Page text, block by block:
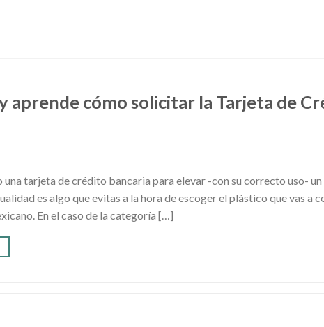
aprende cómo solicitar la Tarjeta de
una tarjeta de crédito bancaria para elevar -con su correcto uso-
es algo que evitas a la hora de escoger el plástico que vas a
En el caso de la categoría […]